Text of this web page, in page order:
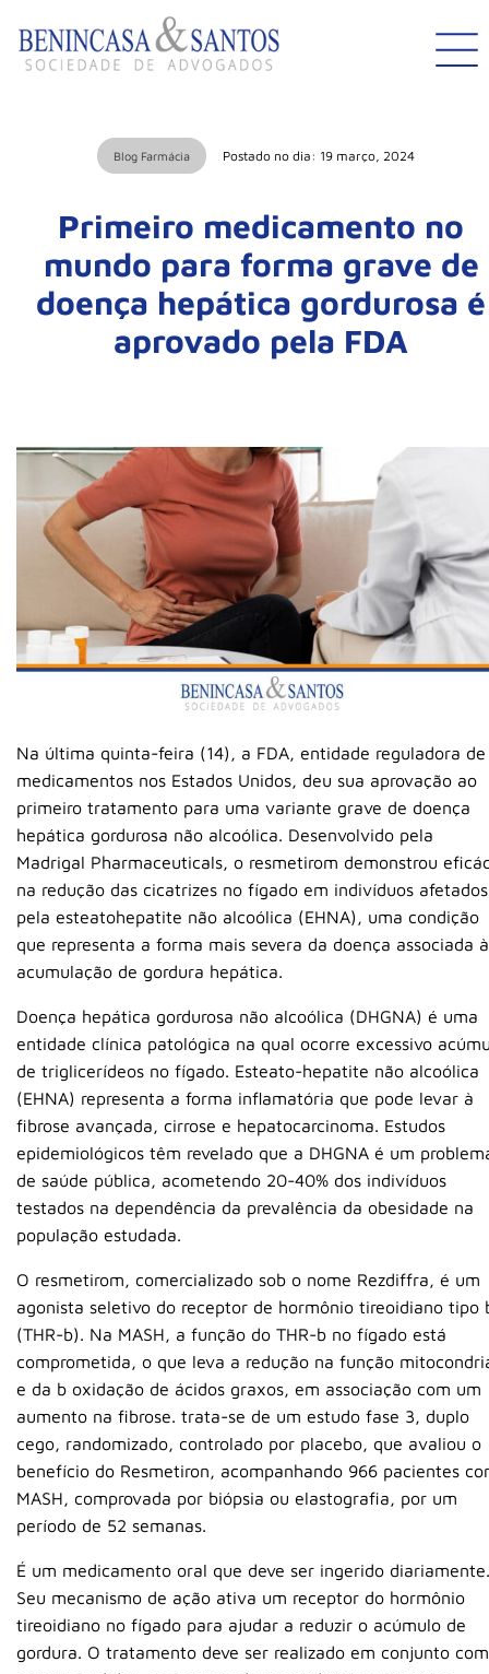
Blog Farmácia Postado no dia: 19 março, 2024
Primeiro medicamento no
mundo para forma grave de
doença hepática gordurosa é
aprovado pela FDA
Na última quinta-feira (14), a FDA, entidade reguladora de
medicamentos nos Estados Unidos, deu sua aprovação ao
primeiro tratamento para uma variante grave de doença
hepática gordurosa não alcoólica. Desenvolvido pela
Madrigal Pharmaceuticals, o resmetirom demonstrou
na redução das cicatrizes no fígado em indivíduos afetados
pela esteatohepatite não alcoólica (EHNA), uma condição
que representa a forma mais severa da doença associada à
acumulação de gordura hepática.
Doença hepática gordurosa não alcoólica (DHGNA) é uma
entidade clínica patológica na qual ocorre excessivo
de triglicerídeos no fígado. Esteato-hepatite não alcoólica
(EHNA) representa a forma inflamatória que pode levar à
fibrose avançada, cirrose e hepatocarcinoma. Estudos
epidemiológicos têm revelado que a DHGNA é um
de saúde pública, acometendo 20-40% dos indivíduos
testados na dependência da prevalência da obesidade na
população estudada.
O resmetirom, comercializado sob o nome Rezdiffra, é um
agonista seletivo do receptor de hormônio tireoidiano tipo
(THR-b). Na MASH, a função do THR-b no fígado está
comprometida, o que leva a redução na função
e da b oxidação de ácidos graxos, em associação com um
aumento na fibrose. trata-se de um estudo fase 3, duplo
cego, randomizado, controlado por placebo, que avaliou o
benefício do Resmetiron, acompanhando 966 pacientes
MASH, comprovada por biópsia ou elastografia, por um
período de 52 semanas.
É um medicamento oral que deve ser ingerido diariamente.
Seu mecanismo de ação ativa um receptor do hormônio
tireoidiano no fígado para ajudar a reduzir o acúmulo de
gordura. O tratamento deve ser realizado em conjunto com